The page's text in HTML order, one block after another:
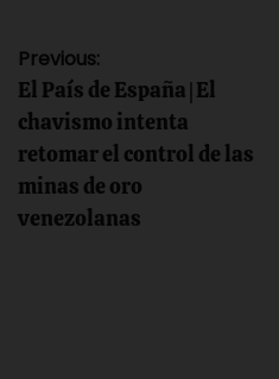
Navegación
de
entradas
Previous:
El País de España | El
chavismo intenta
retomar el control de las
minas de oro
venezolanas